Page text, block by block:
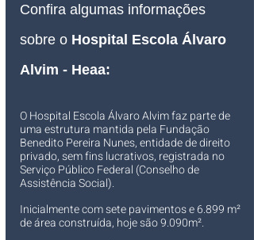
Confira algumas informações
sobre o Hospital Escola Álvaro
Alvim - Heaa:
O Hospital Escola Álvaro Alvim faz parte de
uma estrutura mantida pela Fundação
Benedito Pereira Nunes, entidade de direito
privado, sem fins lucrativos, registrada no
Serviço Público Federal (Conselho de
Assistência Social).
Inicialmente com sete pavimentos e 6.899 m²
de área construída, hoje são 9.090m².